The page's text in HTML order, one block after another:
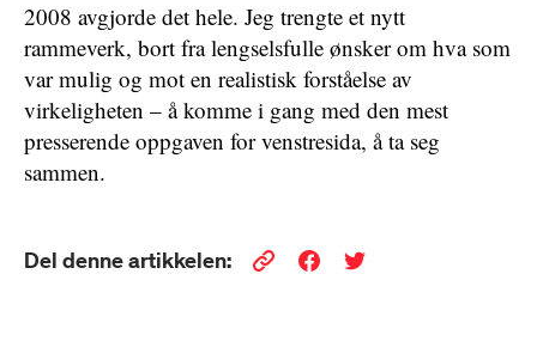
2008 avgjorde det hele. Jeg trengte et nytt
rammeverk, bort fra lengselsfulle ønsker om hva som
var mulig og mot en realistisk forståelse av
virkeligheten – å komme i gang med den mest
presserende oppgaven for venstresida, å ta seg
sammen.
Del denne artikkelen: